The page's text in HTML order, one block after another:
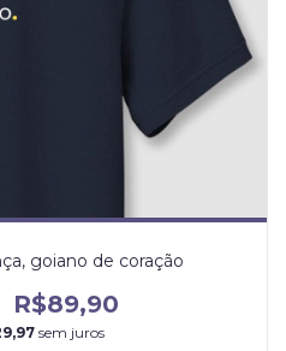
goiano de coração
R$89,90
sem juros